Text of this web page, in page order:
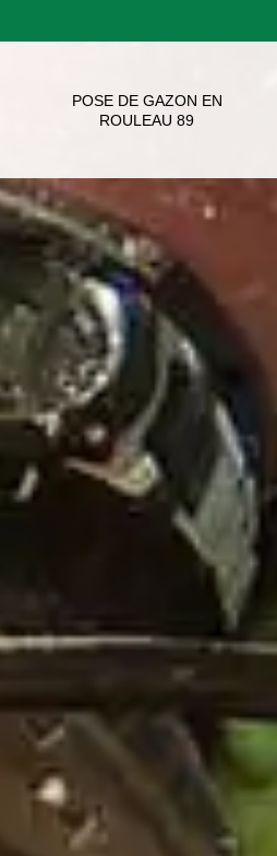
POSE DE GAZON EN
ROULEAU 89